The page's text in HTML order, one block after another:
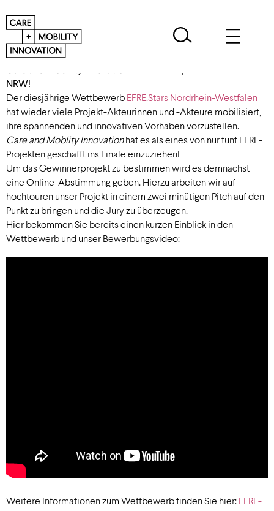
NRW!
Der diesjährige Wettbewerb EFRE.Stars Nordrhein-Westfalen
hat wieder viele Projekt-Akteurinnen und -Akteure mobilisiert,
ihre spannenden und innovativen Vorhaben vorzustellen.
Care and Moblity Innovationhat es als eines von nur fünf EFRE-
Projekten geschafft ins Finale einzuziehen!
Um das Gewinnerprojekt zu bestimmen wird es demnächst
eine Online-Abstimmung geben. Hierzu arbeiten wir auf
hochtouren unser Projekt in einem zwei minütigen Pitch auf den
Punkt zu bringen und die Jury zu überzeugen.
Hier bekommen Sie bereits einen kurzen Einblick in den
Wettbewerb und unser Bewerbungsvideo:
Weitere Informationen zum Wettbewerb finden Sie hier: EFRE-